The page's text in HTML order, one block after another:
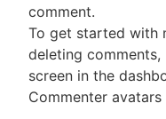
comment.
To get started with
deleting
screen in the
Commenter